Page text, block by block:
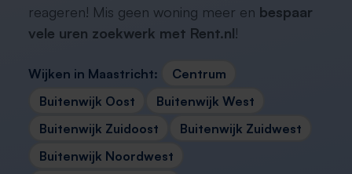
reageren! Mis geen woning meer en bespaar
vele uren zoekwerk met Rent.nl!
Wijken in Maastricht:
Centrum
Buitenwijk Oost
Buitenwijk West
Buitenwijk Zuidoost
Buitenwijk Zuidwest
Buitenwijk Noordwest